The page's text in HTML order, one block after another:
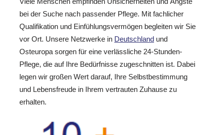
bei der Suche nach passender Pflege. Mit fachlicher
Qualifikation und Einfühlungsvermögen begleiten wir Sie
vor Ort. Unsere Netzwerke in Deutschland und
Osteuropa sorgen für eine verlässliche 24-Stunden-
Pflege, die auf Ihre Bedürfnisse zugeschnitten ist. Dabei
legen wir großen Wert darauf, Ihre Selbstbestimmung
und Lebensfreude in Ihrem vertrauten Zuhause zu
erhalten.